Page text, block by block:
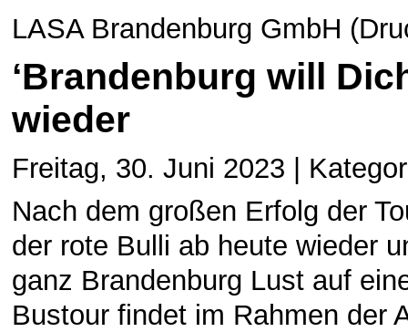
LASA Brandenburg GmbH
‘Brandenburg will
wieder
Freitag, 30. Juni 2023 |
Nach dem großen Erfolg der
der rote Bulli ab heute wieder
ganz Brandenburg Lust auf
Bustour findet im Rahmen der